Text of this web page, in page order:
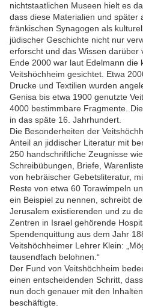
nichtstaatlichen Museen hielt es
dass diese Materialien und später
fränkischen Synagogen als
jüdischer Geschichte nicht nur
erforscht und das Wissen darüber
Ende 2000 war laut Edelmann die
Veitshöchheim gesichtet. Etwa
Drucke und Textilien wurden
Genisa bis etwa 1900 genutzte
4000 bestimmbare Fragmente.
in das späte 16. Jahrhundert.
Die Besonderheiten der
Anteil an jiddischer Literatur mit
250 handschriftliche Zeugnisse
Schreibübungen, Briefe,
von hebräischer Gebetsliteratur,
Reste von etwa 60 Torawimpeln
ein Beispiel zu nennen, schreibt
Jerusalem existierenden und zu
Zentren in Israel gehörende
Spendenquittung aus dem Jahr
Veitshöchheimer Lehrer Klein:
tausendfach belohnen.“
Der Fund von Veitshöchheim
einen entscheidenden Schritt,
nun doch genauer mit den
beschäftigte.